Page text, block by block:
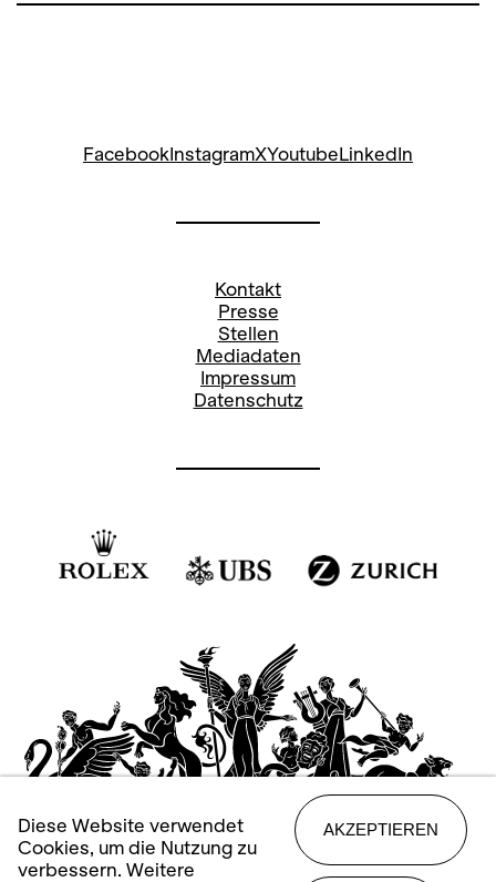
FacebookInstagramXYoutubeLinkedIn
Kontakt
Presse
Stellen
Mediadaten
Impressum
Datenschutz
Diese Website verwendet
Cookies, um die Nutzung zu
verbessern. Weitere
AKZEPTIEREN